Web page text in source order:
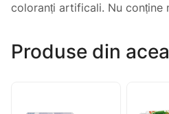
coloranți artificali. Nu conține
Produse din